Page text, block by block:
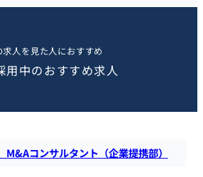
求人を見た人におすすめ
用中のおすすめ求人
M&Aコンサルタント（企業提携部）